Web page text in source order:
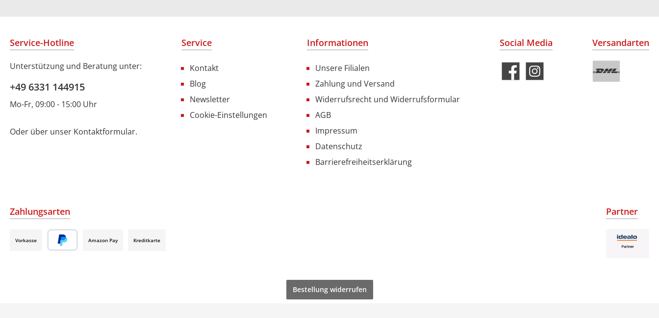
Service-Hotline
Unterstützung und Beratung unter:
+49 6331 144915
Mo-Fr, 09:00 - 15:00 Uhr
Oder über unser Kontaktformular.
Service
Kontakt
Blog
Newsletter
Cookie-Einstellungen
Informationen
Unsere Filialen
Zahlung und Versand
Widerrufsrecht und Widerrufsformular
AGB
Impressum
Datenschutz
Barrierefreiheitserklärung
Social Media Versandarten
Zahlungsarten
Vorkasse Amazon Pay Kreditkarte
Partner
Bestellung widerrufen